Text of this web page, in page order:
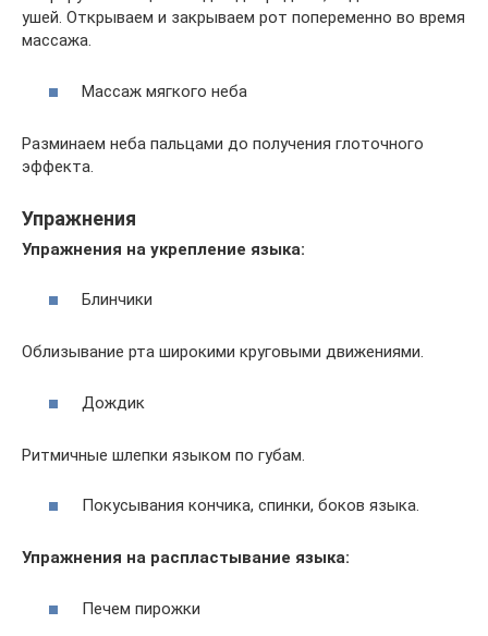
ушей. Открываем и закрываем рот попеременно во время
массажа.
Массаж мягкого неба
Разминаем неба пальцами до получения глоточного
эффекта.
Упражнения
Упражнения на укрепление языка:
Блинчики
Облизывание рта широкими круговыми движениями.
Дождик
Ритмичные шлепки языком по губам.
Покусывания кончика, спинки, боков языка.
Упражнения на распластывание языка:
Печем пирожки